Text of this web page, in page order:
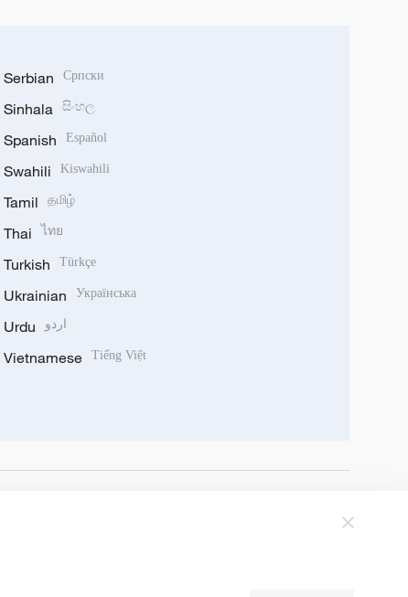
Serbian Српски
Sinhala සිංහල
Spanish Español
Swahili Kiswahili
Tamil தமிழ்
Thai ไทย
Turkish Türkçe
Ukrainian Українська
Urdu اردو
Vietnamese Tiếng Việt